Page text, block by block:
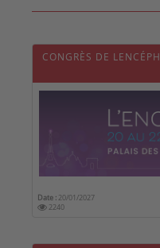
CONGRÈS DE
Date : 20/01/2027
2240